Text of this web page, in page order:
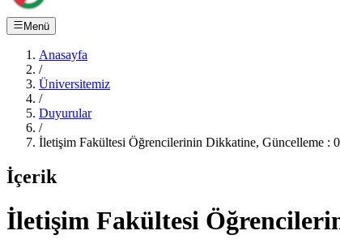
Menü
Anasayfa
/
Üniversitemiz
/
Duyurular
/
İletişim Fakültesi Öğrencilerinin Dikkatine, Güncelleme :
İçerik
İletişim Fakültesi